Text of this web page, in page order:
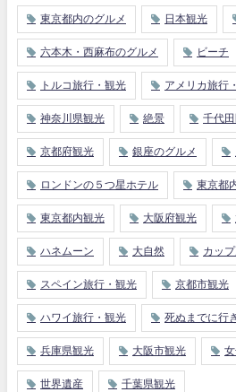
東京都内のグルメ 日本観光
六本木・西麻布のグルメ ビーチ
トルコ旅行・観光 アメリカ旅行
神奈川県観光 絶景 千代
京都府観光 銀座のグルメ
ロンドンの５つ星ホテル 東京都
東京都内観光 大阪府観光
ハネムーン 大自然 カッ
スペイン旅行・観光 京都市観光
ハワイ旅行・観光 死ぬまでに行
兵庫県観光 大阪市観光
世界遺産 千葉県観光